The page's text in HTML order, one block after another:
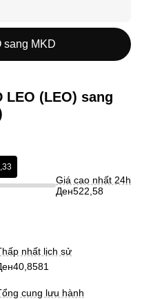
sang MKD
LEO (LEO) sang
Giá cao nhất 24h
Ден522,58
nhất lịch sử
cung lưu hành